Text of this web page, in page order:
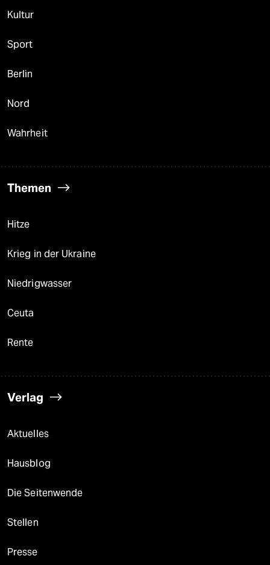
Kultur
Sport
Berlin
Nord
Wahrheit
Themen
Hitze
Krieg in der Ukraine
Niedrigwasser
Ceuta
Rente
Verlag
Aktuelles
Hausblog
Die Seitenwende
Stellen
Presse